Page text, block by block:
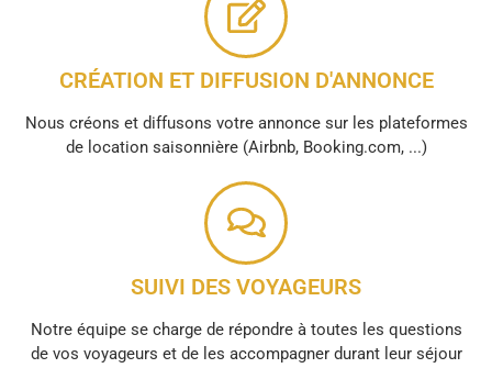
CRÉATION ET DIFFUSION D'ANNONCE
Nous créons et diffusons votre annonce sur les plateformes
de location saisonnière (Airbnb, Booking.com, ...)
SUIVI DES VOYAGEURS
Notre équipe se charge de répondre à toutes les questions
de vos voyageurs et de les accompagner durant leur séjour